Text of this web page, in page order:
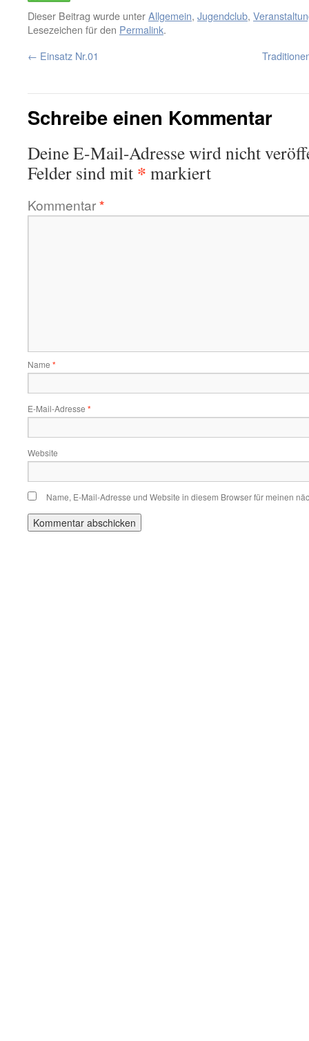
Dieser Beitrag wurde unterAllgemein, Jugendclub,
Lesezeichen für den Permalink.
← Einsatz Nr.01
Schreibe einen Kommentar
Deine E-Mail-Adresse wird nicht
Felder sind mit * markiert
Kommentar*
Name *
E-Mail-Adresse *
Website
Name, E-Mail-Adresse und Website in diesem Browser für meinen